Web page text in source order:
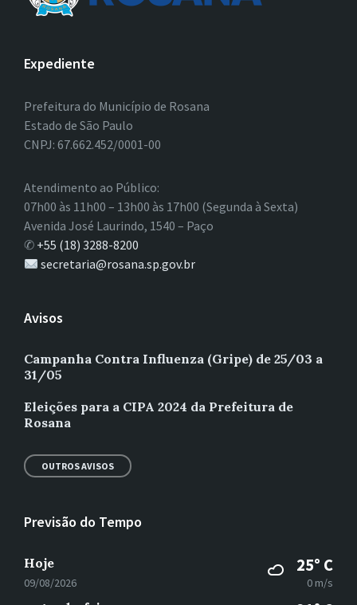
Expediente
Prefeitura do Município de Rosana
Estado de São Paulo
CNPJ: 67.662.452/0001-00
Atendimento ao Público:
07h00 às 11h00 – 13h00 às 17h00 (Segunda à Sexta)
Avenida José Laurindo, 1540 – Paço
✆ +55 (18) 3288-8200
secretaria@rosana.sp.gov.br
Avisos
Campanha Contra Influenza (Gripe) de 25/03 a
31/05
Eleições para a CIPA 2024 da Prefeitura de
Rosana
OUTROS AVISOS
Previsão do Tempo
Hoje
09/08/2026
25° C
0 m/s